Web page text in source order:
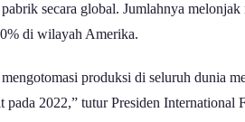
secara global. Jumlahnya
di wilayah Amerika.
produksi di seluruh dunia
2022,” tutur Presiden